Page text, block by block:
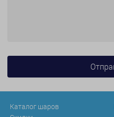
Каталог шаров